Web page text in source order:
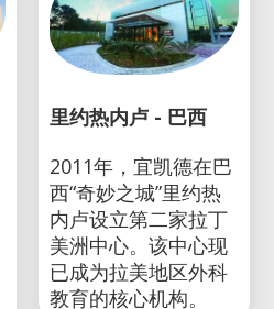
里约热内卢 - 巴西
2011年，宜凯德在巴
西“奇妙之城”里约热
内卢设立第二家拉丁
美洲中心。该中心现
已成为拉美地区外科
教育的核心机构。